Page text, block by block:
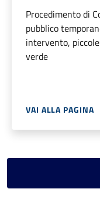
Procedimento di
pubblico
intervento,
verde
VAI ALLA PAGINA